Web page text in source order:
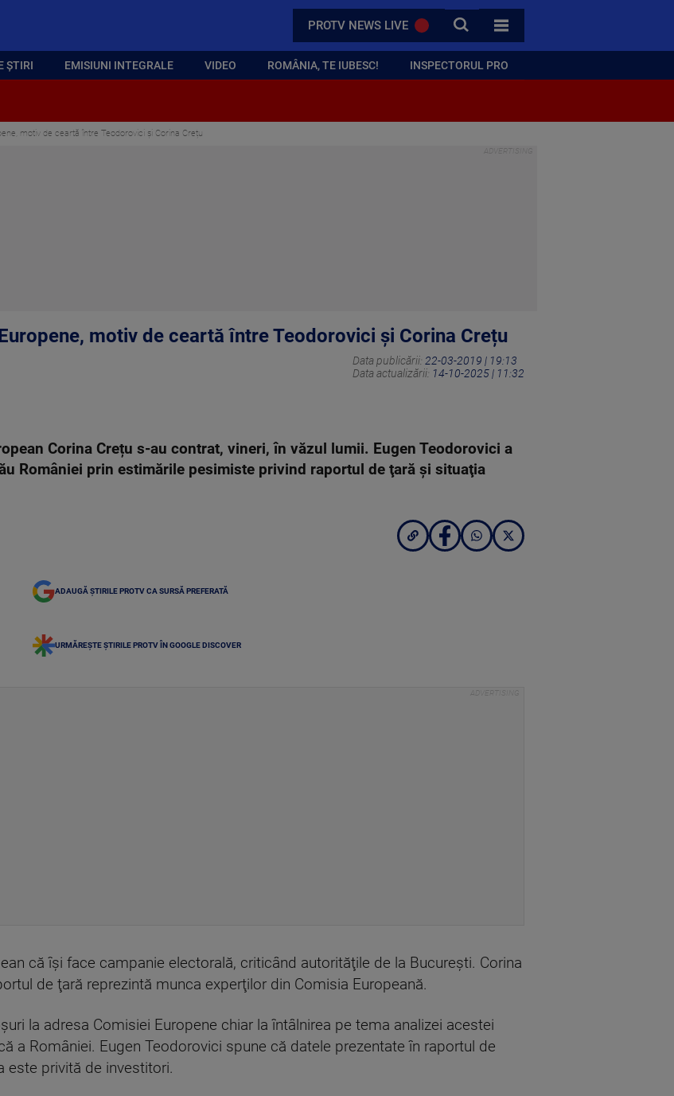
PROTV NEWS LIVE CAUTA
TOATE CATEGORIILE
ȘTIRI EMISIUNI INTEGRALE VIDEO ROMÂNIA, TE IUBESC! INSPECTORUL PRO
motiv de ceartă între Teodorovici și Corina Crețu
motiv de ceartă între Teodorovici și Corina Crețu
Data publicării: 22-03-2019 | 19:13
Data actualizării: 14-10-2025 | 11:32
Corina Crețu s-au contrat, vineri, în văzul lumii. Eugen Teodorovici a
României prin estimările pesimiste privind raportul de ţară şi situaţia
ADAUGĂ ȘTIRILE PROTV CA SURSĂ PREFERATĂ
URMĂREȘTE ȘTIRILE PROTV ÎN GOOGLE DISCOVER
că îşi face campanie electorală, criticând autorităţile de la Bucureşti. Corina
de ţară reprezintă munca experţilor din Comisia Europeană.
la adresa Comisiei Europene chiar la întâlnirea pe tema analizei acestei
a României. Eugen Teodorovici spune că datele prezentate în raportul de
este privită de investitori.